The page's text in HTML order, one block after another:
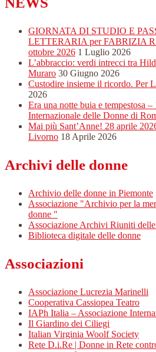
GIORNATA DI STUDIO E
LETTERARIA per FABRIZIA
ottobre 2026 1 Luglio 2026
L’abbraccio: verdi intrecci tra
Muraro 30 Giugno 2026
Custodire insieme il ricordo. Per
2026
Era una notte buia e tempestosa
Internazionale delle Donne di
Mai più Sant’Anne! 28 aprile
Livorno 18 Aprile 2026
Archivi delle donne
Archivio delle donne in Piemonte
Associazione "Archivio per la
donne "
Associazione Archivi Riuniti
Biblioteca digitale delle donne
Associazioni
Associazione Lucrezia Marinelli
Cooperativa Cassiopea Teatro
IAPh Italia – Associazione
Il Giardino dei Ciliegi
Italian Virginia Woolf Society
Rete D.i.Re | Donne in Rete